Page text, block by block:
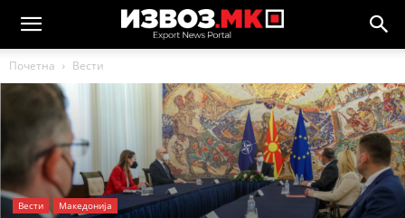
Почетна Вести
Вести Македонија